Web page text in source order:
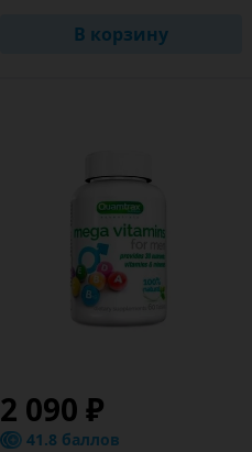
В корзину
2 090 ₽
41.8 баллов